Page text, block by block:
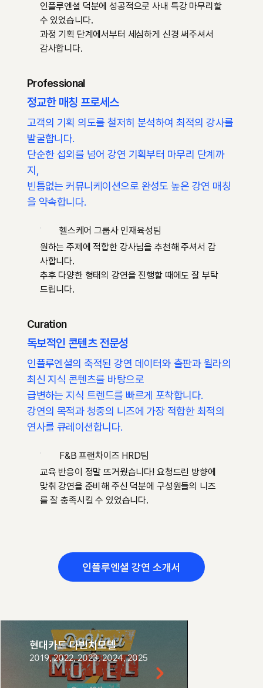
인플루엔셜 덕분에 성공적으로 사내 특강 마무리할
수 있었습니다.
과정 기획 단계에서부터 세심하게 신경 써주셔서
감사합니다.
Professional
​정교한 매칭 프로세스
고객의 기획 의도를 철저히 분석하여 최적의 강사를
발굴합니다.
단순한 섭외를 넘어 강연 기획부터 마무리 단계까
지,
빈틈없는 커뮤니케이션으로 완성도 높은 강연 매칭
을 약속합니다.
헬스케어 그룹사 인재육성팀
원하는 주제에 적합한 강사님을 추천해 주셔서 감
사합니다.
추후 다양한 형태의 강연을 진행할 때에도 잘 부탁
드립니다.
Curation
독보적인 콘텐츠 전문성
인플루엔셜의 축적된 강연 데이터와 출판과 윌라의
최신 지식 콘텐츠를 바탕으로
급변하는 지식 트렌드를 빠르게 포착합니다.
강연의 목적과 청중의 니즈에 가장 적합한 최적의
연사를 큐레이션합니다.
F&B 프랜차이즈 HRD팀
교육 반응이 정말 뜨거웠습니다! 요청드린 방향에
맞춰 강연을 준비해 주신 덕분에 구성원들의 니즈
를 잘 충족시킬 수 있었습니다.
인플루엔셜 강연 소개서
현대카드 다빈치모텔
2019, 2022, 2023, 2024, 2025